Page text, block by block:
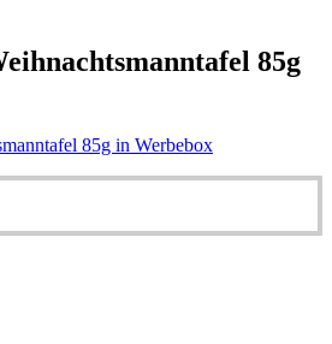
85g
85g in Werbebox